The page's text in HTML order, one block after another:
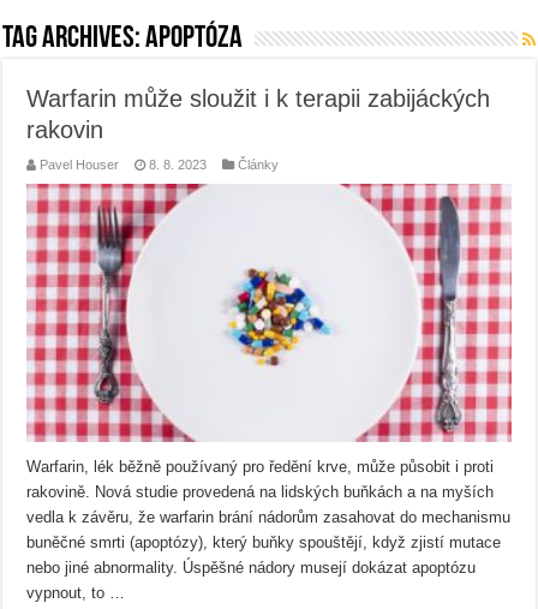
Tag Archives:apoptóza
Warfarin může sloužit i k terapii zabijáckých
rakovin
Pavel Houser 8. 8. 2023 Články
Warfarin, lék běžně používaný pro ředění krve, může působit i proti
rakovině. Nová studie provedená na lidských buňkách a na myších
vedla k závěru, že warfarin brání nádorům zasahovat do mechanismu
buněčné smrti (apoptózy), který buňky spouštějí, když zjistí mutace
nebo jiné abnormality. Úspěšné nádory musejí dokázat apoptózu
vypnout, to …